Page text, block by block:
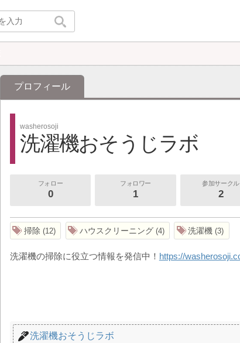
プロフィール
washerosoji
洗濯機おそうじラボ
フォロー
0
フォロワー
1
参加サークル
2
掃除 12 ハウスクリーニング 4 洗濯機 3
洗濯機の掃除に役立つ情報を発信中！ https://
洗濯機おそうじラボ